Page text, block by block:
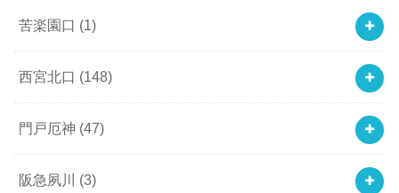
苦楽園口 (1)
西宮北口 (148)
門戸厄神 (47)
阪急夙川 (3)